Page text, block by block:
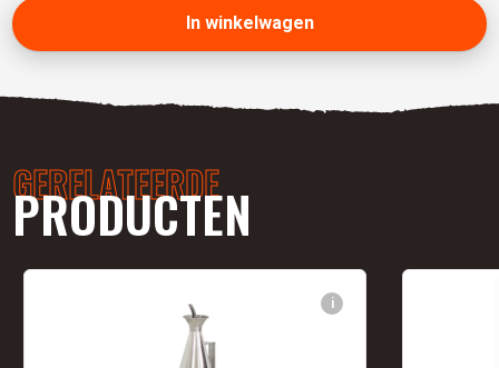
In winkelwagen
GERELATEERDE
PRODUCTEN
i